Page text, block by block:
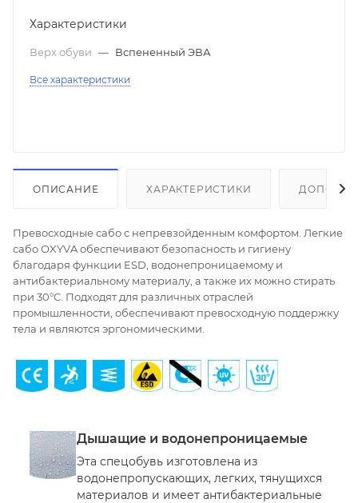
Характеристики
Верх обуви — Вспененный ЭВА
Все характеристики
ОПИСАНИЕ ХАРАКТЕРИСТИКИ
Превосходные сабо с непревзойденным комфортом. Легкие
сабо OXYVA обеспечивают безопасность и гигиену
благодаря функции ESD, водонепроницаемому и
антибактериальному материалу, а также их можно стирать
при 30°C. Подходят для различных отраслей
промышленности, обеспечивают превосходную поддержку
тела и являются эргономическими.
Дышащие и водонепроницаемые
Эта спецобувь изготовлена из
водонепропускающих, легких, тянущихся
материалов и имеет антибактериальные